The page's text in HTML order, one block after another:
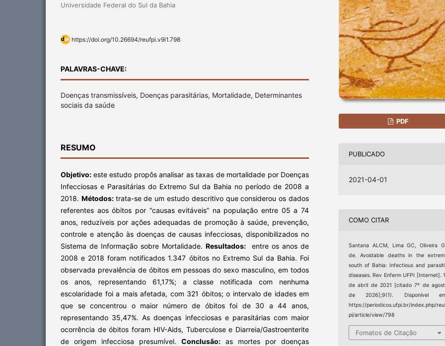
Universidade Federal do Sul da Bahia
https://doi.org/10.26694/reufpi.v9i1.798
PALAVRAS-CHAVE:
Doenças transmissíveis, Doenças parasitárias, Mortalidade, Determinantes
sociais da saúde
RESUMO
Objetivo: este estudo propôs analisar as taxas de mortalidade por Doenças
Infecciosas e Parasitárias do Extremo Sul da Bahia no período de 2008 a
2018. Métodos: trata-se de um estudo descritivo que considerou os dados
referentes aos óbitos por “causas evitáveis” na população entre 05 a 74
anos, reduzíveis por ações adequadas de promoção à saúde, prevenção,
controle e atenção às doenças de causas infecciosas, disponibilizados no
Sistema de Informação sobre Mortalidade. Resultados: entre os anos de
2008 e 2018 foram notificados 1.347 óbitos no Extremo Sul da Bahia. Foi
observada prevalência de óbitos em pessoas do sexo masculino, em todos
os anos, representando 61,17%; a classe notificada com nenhuma
escolaridade foi a mais afetada, com 321 óbitos; o intervalo de idades em
que se concentrou o maior número de óbitos foi de 30 a 44 anos,
representando 35,47%. As doenças infecciosas e parasitárias com maior
ocorrência de óbitos foram HIV-Aids, Tuberculose e Diarreia/Gastroenterite
de origem infecciosa presumível. Conclusão: as mortes por doenças
PDF
PUBLICADO
2021-04-01
COMO CITAR
Santana ALCM, Lima GC, Oliveira
de. Avoidable deaths in the
south of Bahia: Infectious and
diseases. Rev Enferm UFPI [Internet].
de abril de 2021 [citado 7º de
de 2026];9(1). Disponível
https://periodicos.ufpi.br/index.php/
pi/article/view/798
Fomatos de Citação